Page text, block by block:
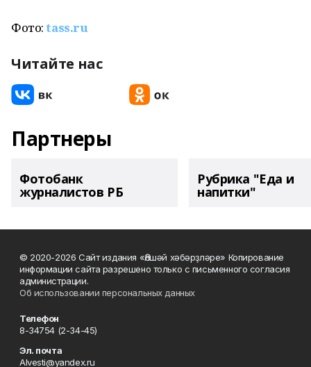
Фото:tass.ru
Читайте нас
Партнеры
Фотобанк
журналистов РБ
Рубрика "Еда и
напитки"
© 2020-2026 Сайт издания «Әлшәй хәбәрҙләре» Копирование
информации сайта разрешено только с письменного согласия
администрации.
Об использовании персональных данных
Телефон
8-34754 (2-34-45)
Эл. почта
Alvesti@yandex.ru